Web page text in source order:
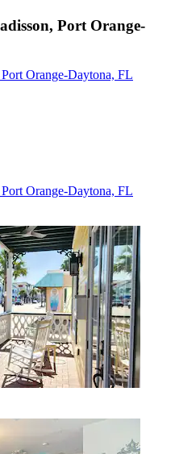
Port Orange-
Orange-Daytona, FL
Orange-Daytona, FL